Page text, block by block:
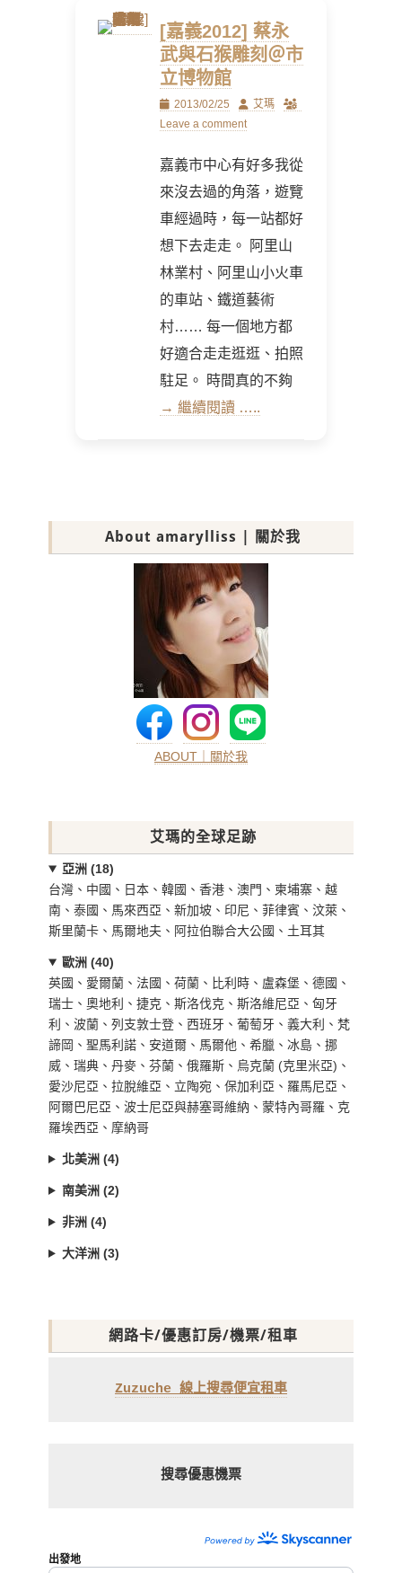
[嘉義2012] 蔡永
武與石猴雕刻＠市
立博物館
Posted
on
2013/02/25 Author
艾瑪
Leave a comment
嘉義市中心有好多我從
來沒去過的角落，遊覽
車經過時，每一站都好
想下去走走。 阿里山
林業村、阿里山小火車
的車站、鐵道藝術
村…… 每一個地方都
好適合走走逛逛、拍照
駐足。 時間真的不夠
→ 繼續閱讀 …..
About amarylliss | 關於我
ABOUT｜關於我
艾瑪的全球足跡
亞洲 (18)
台灣、中國、日本、韓國、香港、澳門、柬埔寨、越
南、泰國、馬來西亞、新加坡、印尼、菲律賓、汶萊、
斯里蘭卡、馬爾地夫、阿拉伯聯合大公國、土耳其
歐洲 (40)
英國、愛爾蘭、法國、荷蘭、比利時、盧森堡、德國、
瑞士、奧地利、捷克、斯洛伐克、斯洛維尼亞、匈牙
利、波蘭、列支敦士登、西班牙、葡萄牙、義大利、梵
諦岡、聖馬利諾、安道爾、馬爾他、希臘、冰島、挪
威、瑞典、丹麥、芬蘭、俄羅斯、烏克蘭 (克里米亞)、
愛沙尼亞、拉脫維亞、立陶宛、保加利亞、羅馬尼亞、
阿爾巴尼亞、波士尼亞與赫塞哥維納、蒙特內哥羅、克
羅埃西亞、摩納哥
北美洲 (4)
南美洲 (2)
非洲 (4)
大洋洲 (3)
網路卡/優惠訂房/機票/租車
Zuzuche 線上搜尋便宜租車
搜尋優惠機票